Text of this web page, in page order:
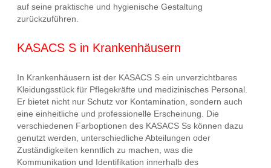
auf seine praktische und hygienische Gestaltung
zurückzuführen.
KASACS S in Krankenhäusern
In Krankenhäusern ist der KASACS S ein unverzichtbares
Kleidungsstück für Pflegekräfte und medizinisches Personal.
Er bietet nicht nur Schutz vor Kontamination, sondern auch
eine einheitliche und professionelle Erscheinung. Die
verschiedenen Farboptionen des KASACS Ss können dazu
genutzt werden, unterschiedliche Abteilungen oder
Zuständigkeiten kenntlich zu machen, was die
Kommunikation und Identifikation innerhalb des